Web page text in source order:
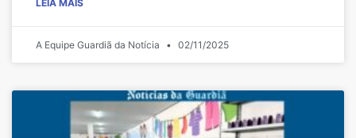
LEIA MAIS
A Equipe Guardiã da Notícia 02/11/2025